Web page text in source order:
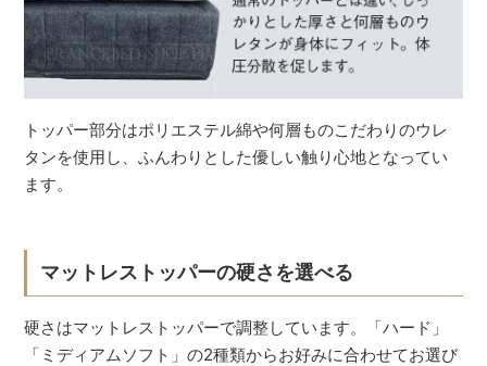
トッパー部分はポリエステル綿や何層ものこだわりのウレ
タンを使用し、ふんわりとした優しい触り心地となってい
ます。
マットレストッパーの硬さを選べる
硬さはマットレストッパーで調整しています。「ハード」
「ミディアムソフト」の2種類からお好みに合わせてお選び